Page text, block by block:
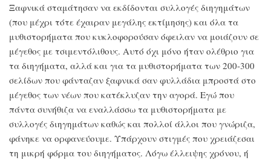
Ξαφνικά σταμάτησαν να εκδίδονται συλλογές διηγημάτων
(που μέχρι τότε έχαιραν μεγάλης εκτίμησης) και όλα τα
μυθιστορήματα που κυκλοφορούσαν όφειλαν να μοιάζουν σε
μέγεθος με τσιμεντόλιθους. Αυτό όχι μόνο ήταν ολέθριο για
τα διηγήματα, αλλά και για τα μυθιστορήματα των 200-300
σελίδων που φάνταζαν ξαφνικά σαν φυλλάδια μπροστά στο
μέγεθος των νέων που κατέκλυζαν την αγορά. Εγώ που
πάντα συνήθιζα να εναλλάσσω τα μυθιστορήματα με
συλλογές διηγημάτων καθώς και πολλοί άλλοι που γνώριζα,
φάνηκε να ορφανεύουμε. Υπάρχουν στιγμές που χρειάζεσαι
τη μικρή φόρμα του διηγήματος. Λόγω έλλειψης χρόνου, ή